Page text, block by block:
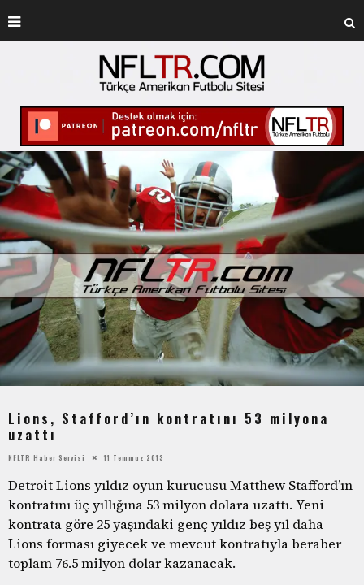
Lions, Stafford’ın kontratını 53 milyona
uzattı
NFLTR Haber Servisi 11 Temmuz 2013
Detroit Lions yıldız oyun kurucusu Matthew Stafford’ın
kontratını üç yıllığına 53 milyon dolara uzattı. Yeni
kontrata göre 25 yaşındaki genç yıldız beş yıl daha
Lions forması giyecek ve mevcut kontratıyla beraber
toplam 76.5 milyon dolar kazanacak.